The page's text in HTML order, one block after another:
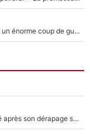
Victime de racisme contre Murray, Kyrgios pousse un énorme coup de gueule !
Incendies en Gironde - Nelson Monfort est attaqué après son dérapage sur CNews : «Et lui, il prend combien pour parler dans un studio climatisé?»